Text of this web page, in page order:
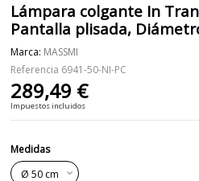
Lámpara colgante In
Pantalla plisada,
Marca: MASSMI
Referencia 6941-50-NI-PC
289,49 €
Impuestos incluidos
Medidas